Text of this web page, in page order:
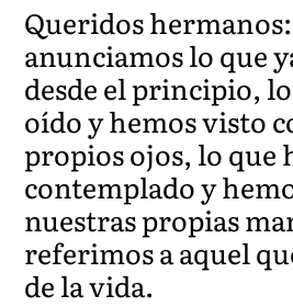
Queridos
anunciamos lo que
desde el principio,
oído y hemos visto
propios ojos, lo que
contemplado y
nuestras propias
referimos a aquel
de la vida.